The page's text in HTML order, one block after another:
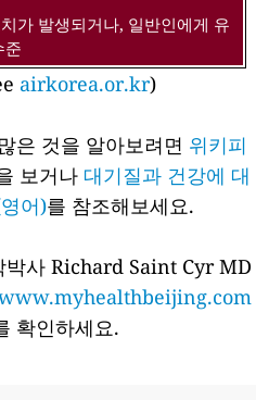
가 발생되거나, 일반인에게 유
준
airkorea.or.kr)
은 것을 알아보려면 위키피
보거나 대기질과 건강에 대
어)를 참조해보세요.
박사 Richard Saint Cyr MD
확인하세요.